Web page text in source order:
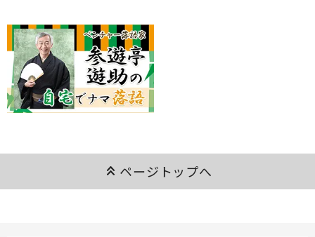
keyboard_double_arrow_up ページトップへ